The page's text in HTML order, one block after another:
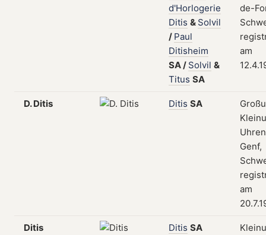
d'Horlogerie
Ditis & Solvil
/ Paul
Ditisheim
SA/ Solvil &
Titus SA
de-
am
D. Ditis Ditis SA
Genf,
am
Ditis Ditis SA